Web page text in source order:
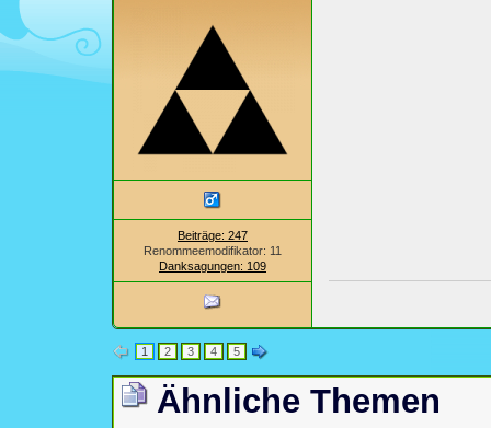
Beiträge: 247
Renommeemodifikator: 11
Danksagungen: 109
1 2 3 4 5
Ähnliche Themen